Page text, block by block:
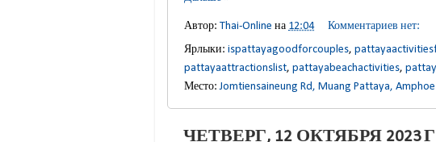
Автор: Thai-Online на 12:04
Комментариев нет:
Ярлыки: ispattayagoodforcouples,
pattayaattractionslist, pattayabeachactivities,
Место:Jomtiensaineung Rd, Muang Pattaya,
ЧЕТВЕРГ, 12 ОКТЯБРЯ 2023